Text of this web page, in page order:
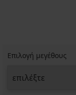
Επιλογή μεγέθους